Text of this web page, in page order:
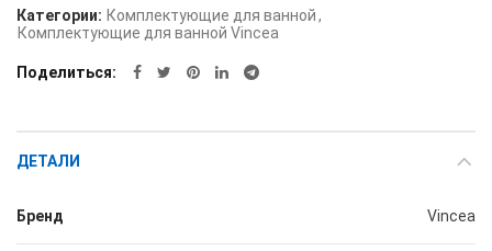
Категории: Комплектующие для ванной,
Комплектующие для ванной Vincea
Поделиться
ДЕТАЛИ
Бренд Vincea